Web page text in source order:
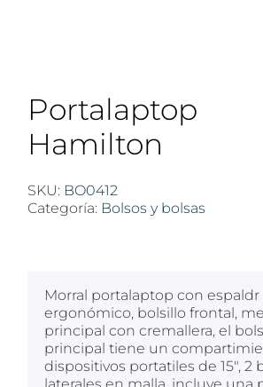
Portalaptop
Hamilton
SKU: BO0412
Categoría: Bolsos y bolsas
Morral portalaptop con espaldr
ergonómico, bolsillo frontal,
principal con cremallera, el
principal tiene un
dispositivos portatiles de 15″, 2